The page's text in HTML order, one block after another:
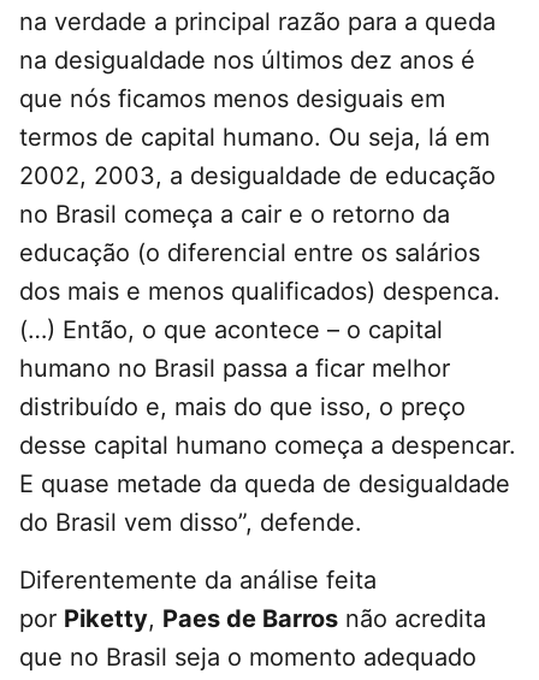
na verdade a principal razão para a queda
na desigualdade nos últimos dez anos é
que nós ficamos menos desiguais em
termos de capital humano. Ou seja, lá em
2002, 2003, a desigualdade de educação
no Brasil começa a cair e o retorno da
educação (o diferencial entre os salários
dos mais e menos qualificados) despenca.
(…) Então, o que acontece – o capital
humano no Brasil passa a ficar melhor
distribuído e, mais do que isso, o preço
desse capital humano começa a despencar.
E quase metade da queda de desigualdade
do Brasil vem disso”, defende.
Diferentemente da análise feita
por Piketty, Paes de Barros não acredita
que no Brasil seja o momento adequado